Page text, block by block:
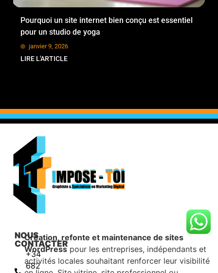
Pourquoi un site internet bien conçu est essentiel
pour un studio de yoga
janvier 9, 2026
LIRE L'ARTICLE
NOUS
CONTACTER
+34
682
Création, refonte et maintenance de sites
WordPresspour les entreprises, indépendants et
activités locales souhaitant renforcer leur visibilité